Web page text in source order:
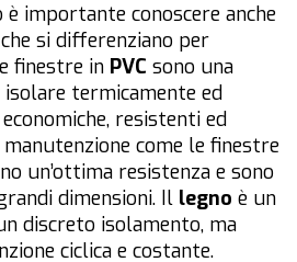
importante conoscere anche
si differenziano per
finestre in PVC sono una
termicamente ed
resistenti ed
come le finestre
un’ottima resistenza e sono
dimensioni. Il legno è un
discreto isolamento, ma
ciclica e costante.